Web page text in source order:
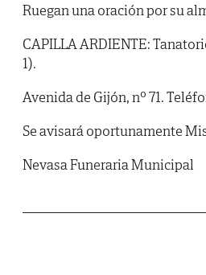
Ruegan una oración por su
CAPILLA ARDIENTE:
1).
Avenida de Gijón, nº 71.
Se avisará oportunamente
Nevasa Funeraria Municipal